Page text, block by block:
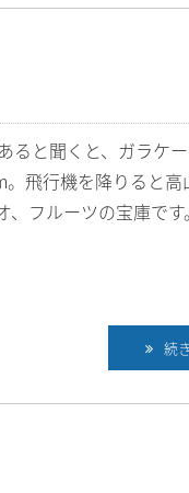
ると聞くと、ガラケ
飛行機を降りると高
フルーツの宝庫です。
続